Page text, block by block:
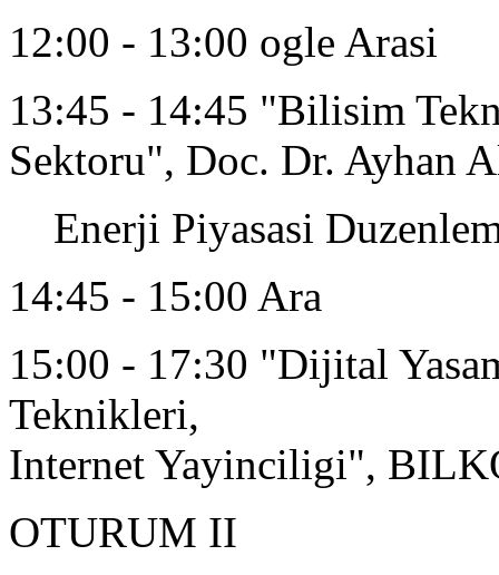
12:00 - 13:00 ogle Arasi
13:45 - 14:45 "Bilisim
Sektoru", Doc. Dr. Ayhan
Enerji Piyasasi
14:45 - 15:00 Ara
15:00 - 17:30 "Dijital
Teknikleri,
Internet Yayinciligi",
OTURUM II